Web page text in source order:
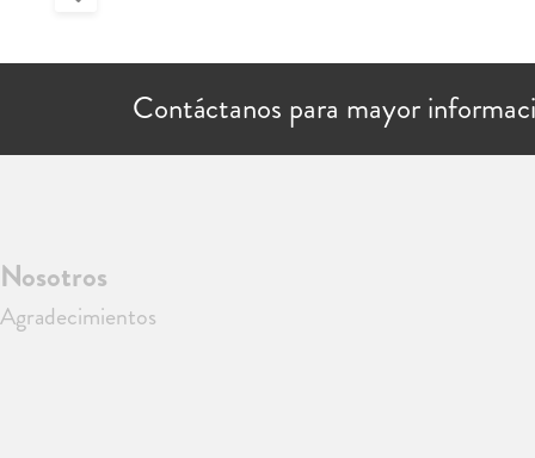
Contáctanos para mayor
Nosotros
Agradecimientos